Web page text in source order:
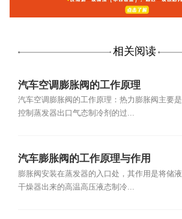
相关阅读
汽车空调膨胀阀的工作原理
汽车空调膨胀阀的工作原理：热力膨胀阀主要是
控制蒸发器出口气态制冷剂的过...
汽车膨胀阀的工作原理与作用
膨胀阀安装在蒸发器的入口处，其作用是将储液
干燥器出来的高温高压液态制冷...